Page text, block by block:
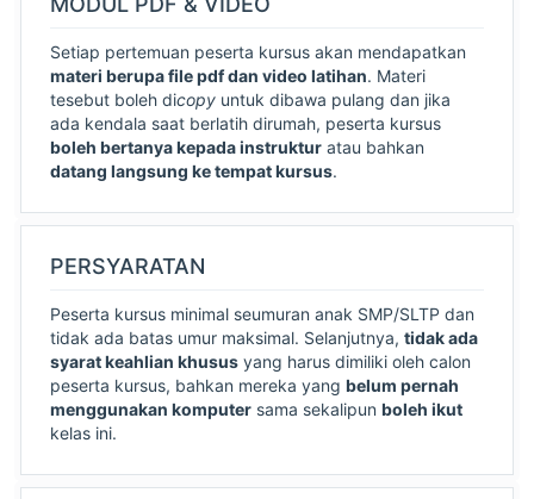
Setiap pertemuan peserta kursus akan mendapatkan
materi berupa file pdf dan video latihan. Materi
tesebut boleh dicopy untuk dibawa pulang dan jika
ada kendala saat berlatih dirumah, peserta kursus
boleh bertanya kepada instruktur atau bahkan
datang langsung ke tempat kursus.
PERSYARATAN
Peserta kursus minimal seumuran anak SMP/SLTP dan
tidak ada batas umur maksimal. Selanjutnya, tidak ada
syarat keahlian khusus yang harus dimiliki oleh calon
peserta kursus, bahkan mereka yang belum pernah
menggunakan komputer sama sekalipun boleh ikut
kelas ini.